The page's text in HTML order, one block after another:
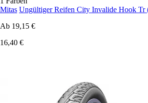
Mitas Ungültiger Reifen City Invalide Hook Tr
Ab 19,15 €
16,40 €